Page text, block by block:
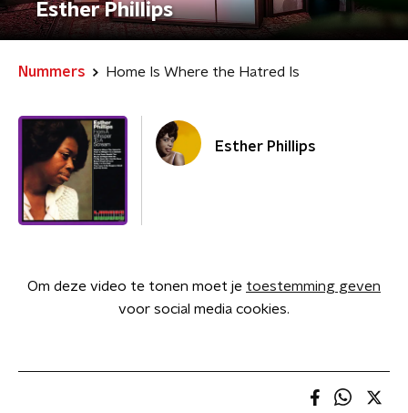
Esther Phillips
Nummers Home Is Where the Hatred Is
Esther Phillips
Om deze video te tonen moet je toestemming geven
voor social media cookies.